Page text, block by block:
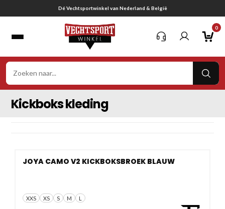
naar
Dé Vechtsportwinkel van Nederland & België
0
Kickboks kleding
XXS XS S M L
JOYA CAMO V2 KICKBOKSBROEK BLAUW